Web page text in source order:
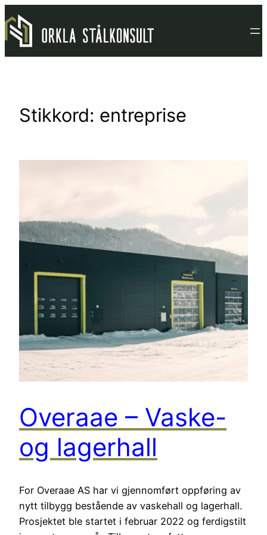
Hopp
til
innhold
Stikkord: entreprise
Overaae – Vaske-
og lagerhall
For Overaae AS har vi gjennomført oppføring av
nytt tilbygg bestående av vaskehall og lagerhall.
Prosjektet ble startet i februar 2022 og ferdigstilt